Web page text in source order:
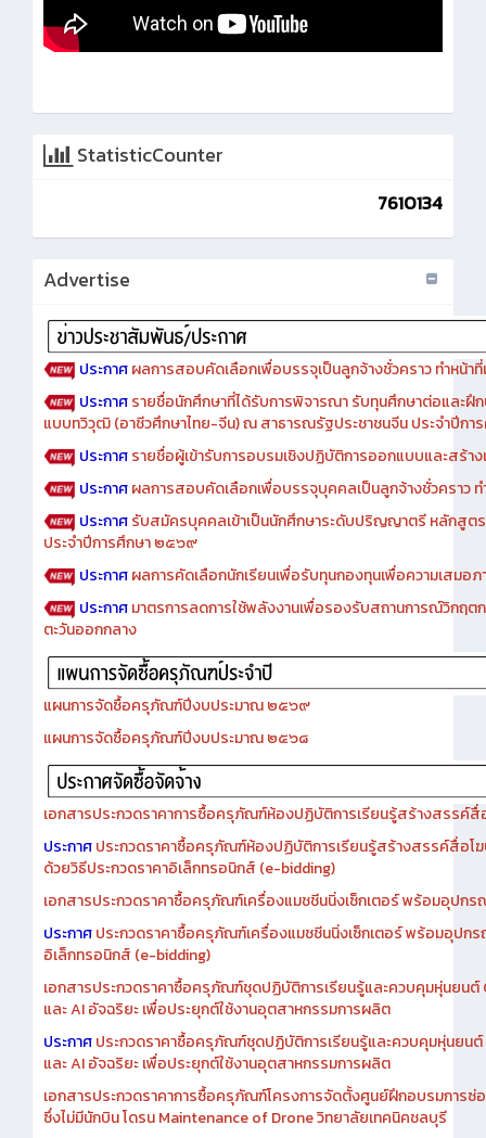
StatisticCounter
7610134
Advertise
ประกาศผลการสอบคัดเลือกเพื่อบรรจุเป็นลูกจ้างชั่วคราว ทำหน้าที่
ประกาศรายชื่อนักศึกษาที่ได้รับการพิจารณา รับทุนศึกษาต่อและฝึ
แบบทวิวุฒิ (อาชีวศึกษาไทย-จีน) ณ สาธารณรัฐประชาชนจีน ประจำปีก
ประกาศรายชื่อผู้เข้ารับการอบรมเชิงปฏิบัติการออกแบบและสร้า
ประกาศผลการสอบคัดเลือกเพื่อบรรจุบุคคลเป็นลูกจ้างชั่วคราว ท
ประกาศรับสมัครบุคคลเข้าเป็นนักศึกษาระดับปริญญาตรี หลักสูต
ประจำปีการศึกษา ๒๕๖๙
ประกาศผลการคัดเลือกนักเรียนเพื่อรับทุนกองทุนเพื่อความเสมอ
ประกาศมาตรการลดการใช้พลังงานเพื่อรองรับสถานการณ์วิกฤ
ตะวันออกกลาง
แผนการจัดซื้อครุภัณฑ์ปีงบประมาณ ๒๕๖๙
แผนการจัดซื้อครุภัณฑ์ปีงบประมาณ ๒๕๖๘
เอกสารประกวดราคาการซื้อครุภัณฑ์ห้องปฏิบัติการเรียนรู้สร้างสรรค์
ประกาศประกวดราคาซื้อครุภัณฑ์ห้องปฏิบัติการเรียนรู้สร้างสรรค์สื่อโ
ด้วยวิธีประกวดราคาอิเล็กทรอนิกส์ (e-bidding)
เอกสารประกวดราคาซื้อครุภัณฑ์เครื่องแมชชีนนิ่งเซ็กเตอร์ พร้อมอุปก
ประกาศประกวดราคาซื้อครุภัณฑ์เครื่องแมชชีนนิ่งเซ็กเตอร์ พร้อมอุปก
อิเล็กทรอนิกส์ (e-bidding)
เอกสารประกวดราคาซื้อครุภัณฑ์ชุดปฏิบัติการเรียนรู้และควบคุมหุ่นยน
และ AI อัจฉริยะ เพื่อประยุกต์ใช้งานอุตสาหกรรมการผลิต
ประกาศประกวดราคาซื้อครุภัณฑ์ชุดปฏิบัติการเรียนรู้และควบคุมหุ่นยน
และ AI อัจฉริยะ เพื่อประยุกต์ใช้งานอุตสาหกรรมการผลิต
เอกสารประกวดราคาการซื้อครุภัณฑ์โครงการจัดตั้งศูนย์ฝึกอบรมการซ่
ซึ่งไม่มีนักบิน โดรน Maintenance of Drone วิทยาลัยเทคนิคชลบุรี